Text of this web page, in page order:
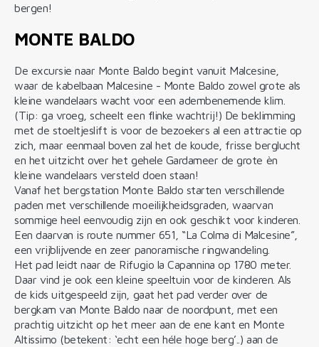
bergen!
MONTE BALDO
De excursie naar Monte Baldo begint vanuit Malcesine,
waar de kabelbaan Malcesine - Monte Baldo zowel grote als
kleine wandelaars wacht voor een adembenemende klim.
(Tip: ga vroeg, scheelt een flinke wachtrij!) De beklimming
met de stoeltjeslift is voor de bezoekers al een attractie op
zich, maar eenmaal boven zal het de koude, frisse berglucht
en het uitzicht over het gehele Gardameer de grote èn
kleine wandelaars versteld doen staan!
Vanaf het bergstation Monte Baldo starten verschillende
paden met verschillende moeilijkheidsgraden, waarvan
sommige heel eenvoudig zijn en ook geschikt voor kinderen.
Een daarvan is route nummer 651, “La Colma di Malcesine”,
een vrijblijvende en zeer panoramische ringwandeling.
Het pad leidt naar de Rifugio la Capannina op 1780 meter.
Daar vind je ook een kleine speeltuin voor de kinderen. Als
de kids uitgespeeld zijn, gaat het pad verder over de
bergkam van Monte Baldo naar de noordpunt, met een
prachtig uitzicht op het meer aan de ene kant en Monte
Altissimo (betekent: ‘echt een héle hoge berg’..) aan de